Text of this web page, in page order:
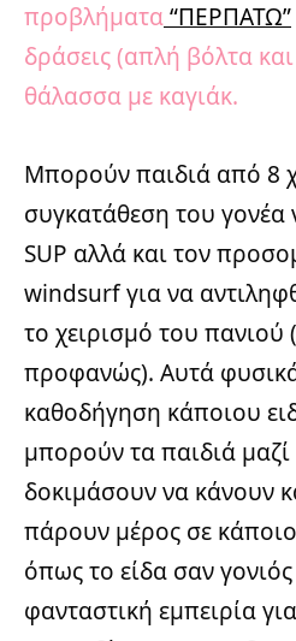
προβλήματα“ΠΕΡΠΑΤΩ”
δράσεις (απλή βόλτα
θάλασσα με καγιάκ.
Μπορούν παιδιά από 8
συγκατάθεση του γονέα
SUP αλλά και τον
windsurf για να
το χειρισμό του πανιού
προφανώς). Αυτά
καθοδήγηση κάποιου
μπορούν τα παιδιά μαζί
δοκιμάσουν να κάνουν
πάρουν μέρος σε
όπως το είδα σαν γονιός
φανταστική εμπειρία